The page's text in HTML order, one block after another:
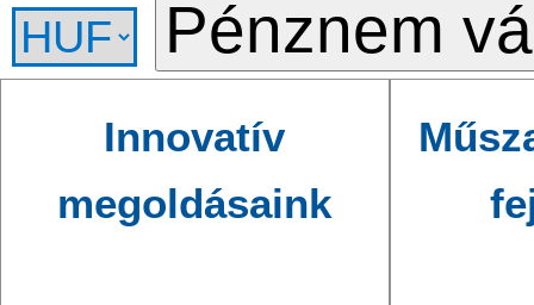
Innovatív
megoldásaink